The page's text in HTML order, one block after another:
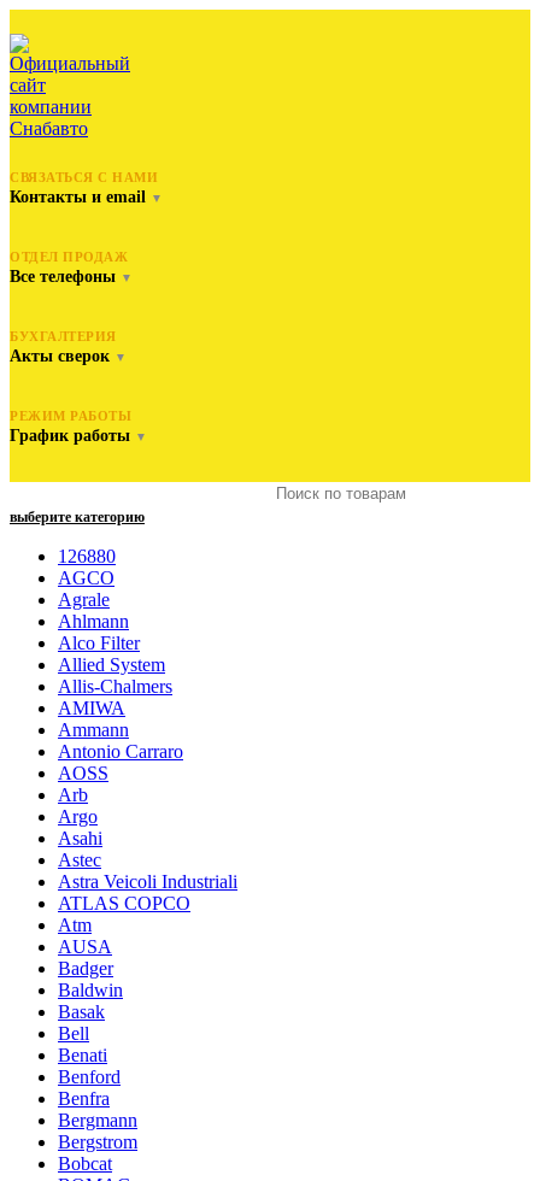
СВЯЗАТЬСЯ С НАМИ
Контакты и email ▼
ОТДЕЛ ПРОДАЖ
Все телефоны ▼
БУХГАЛТЕРИЯ
Акты сверок ▼
РЕЖИМ РАБОТЫ
График работы ▼
выберите категорию
126880
AGCO
Agrale
Ahlmann
Alco Filter
Allied System
Allis-Chalmers
AMIWA
Ammann
Antonio Carraro
AOSS
Arb
Argo
Asahi
Astec
Astra Veicoli Industriali
ATLAS COPCO
Atm
AUSA
Badger
Baldwin
Basak
Bell
Benati
Benford
Benfra
Bergmann
Bergstrom
Bobcat